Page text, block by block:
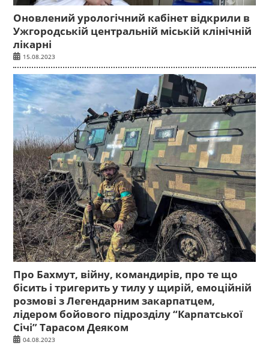
Оновлений урологічний кабінет відкрили в
Ужгородській центральній міській клінічній
лікарні
15.08.2023
Про Бахмут, війну, командирів, про те що
бісить і тригерить у тилу у щирій, емоційній
розмові з Легендарним закарпатцем,
лідером бойового підрозділу “Карпатської
Січі” Тарасом Деяком
04.08.2023